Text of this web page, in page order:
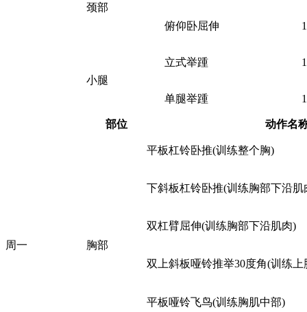
颈部
俯仰卧屈伸
小腿
立式举踵
单腿举踵
部位 动作名
周一 胸部
平板杠铃卧推(训练整个胸)
下斜板杠铃卧推(训练胸部下沿肌
双杠臂屈伸(训练胸部下沿肌肉)
双上斜板哑铃推举30度角(训练上
平板哑铃飞鸟(训练胸肌中部)